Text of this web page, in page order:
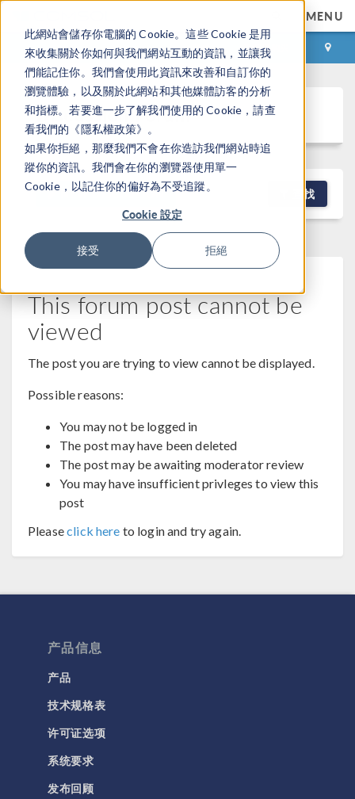
此網站會儲存你電腦的 Cookie。這些 Cookie 是用
來收集關於你如何與我們網站互動的資訊，並讓我
們能記住你。我們會使用此資訊來改善和自訂你的
瀏覽體驗，以及關於此網站和其他媒體訪客的分析
和指標。若要進一步了解我們使用的 Cookie，請查
看我們的《隱私權政策》。
如果你拒絕，那麼我們不會在你造訪我們網站時追
蹤你的資訊。我們會在你的瀏覽器使用單一
Cookie，以記住你的偏好為不受追蹤。
Cookie 設定
接受 拒絕
MENU
登录 咨询与购买
Discussion Forum
NEW DISCUSSION 查找
This forum post cannot be
viewed
The post you are trying to view cannot be displayed.
Possible reasons:
You may not be logged in
The post may have been deleted
The post may be awaiting moderator review
You may have insufficient privleges to view this
post
Pleaseclick here to login and try again.
产品信息
产品
技术规格表
许可证选项
系统要求
发布回顾